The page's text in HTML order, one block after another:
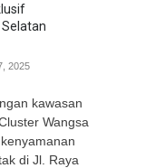
2025
kawasan
Wangsa
di Jl. Raya